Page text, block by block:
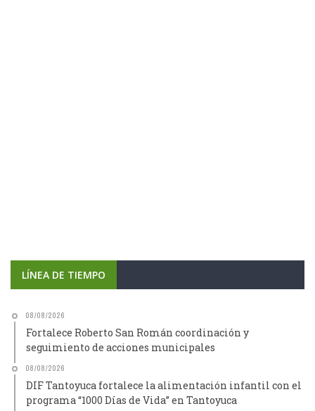
LÍNEA DE TIEMPO
08/08/2026
Fortalece Roberto San Román coordinación y
seguimiento de acciones municipales
08/08/2026
DIF Tantoyuca fortalece la alimentación infantil con el
programa “1000 Días de Vida” en Tantoyuca